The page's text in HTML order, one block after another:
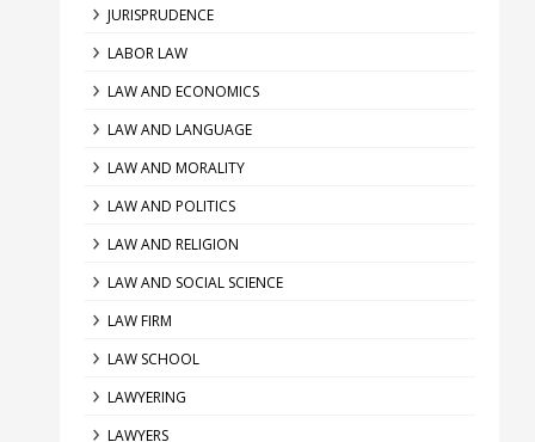
JURISPRUDENCE
LABOR LAW
LAW AND ECONOMICS
LAW AND LANGUAGE
LAW AND MORALITY
LAW AND POLITICS
LAW AND RELIGION
LAW AND SOCIAL SCIENCE
LAW FIRM
LAW SCHOOL
LAWYERING
LAWYERS